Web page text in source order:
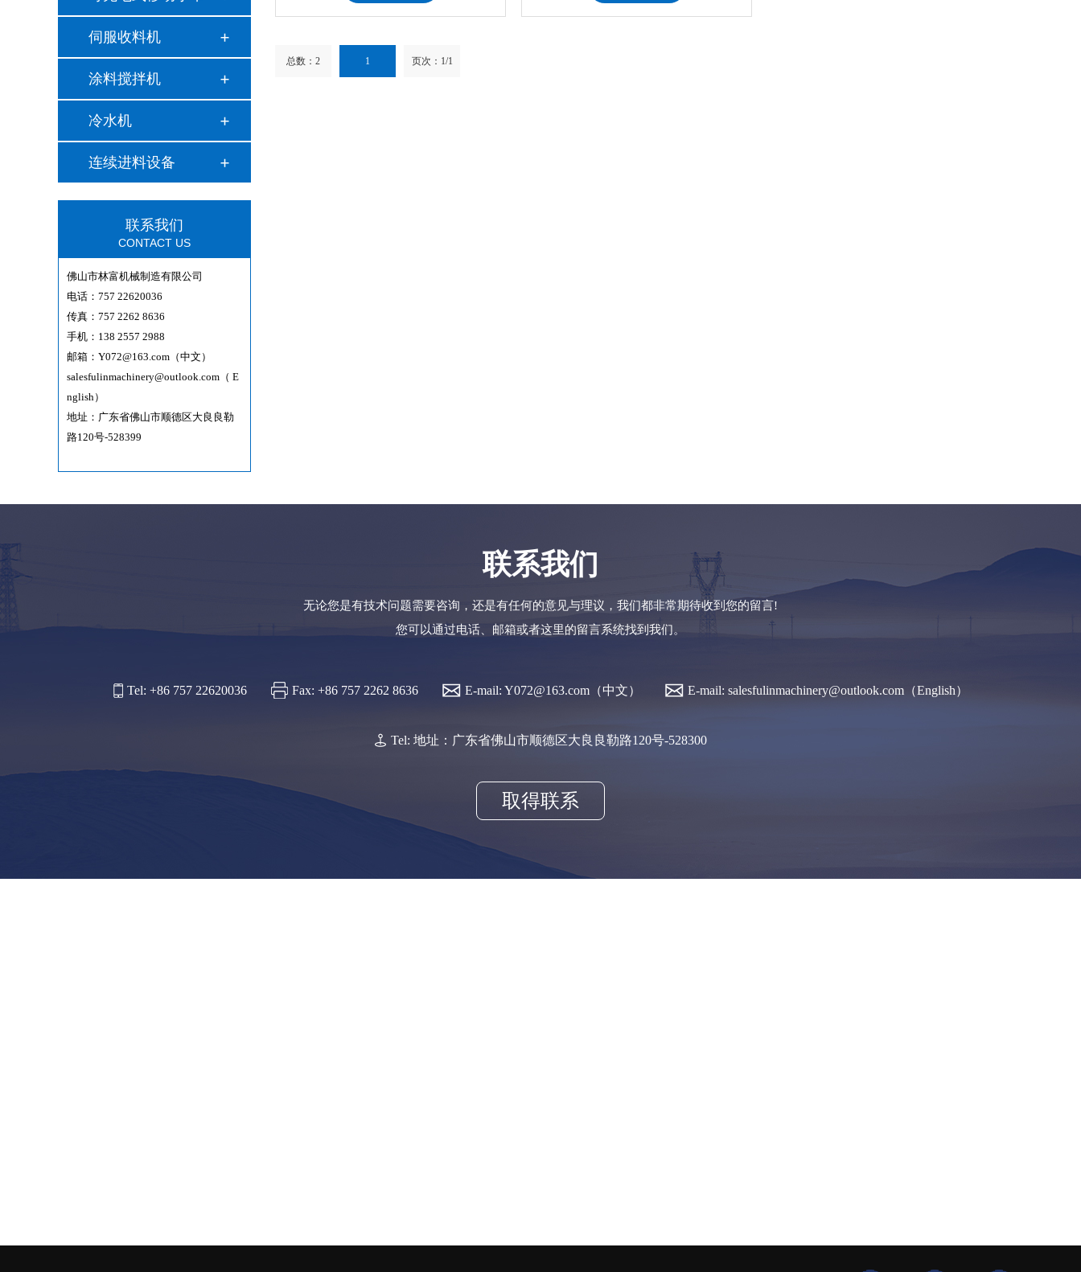
伺服收料机
涂料搅拌机
冷水机
连续进料设备
联系我们
CONTACT US
佛山市林富机械制造有限公司
电话：757 22620036
传真：757 2262 8636
手机：138 2557 2988
邮箱： Y072@163.com（中文）
salesfulinmachinery@outlook.com（ E
nglish）
地址：广东省佛山市顺德区大良良勒
路120号-528399
总数：2 1 页次：1/1
联系我们
无论您是有技术问题需要咨询，还是有任何的意见与理议，我们都非常期待收到您的留言!
您可以通过电话、邮箱或者这里的留言系统找到我们。
Tel: +86 757 22620036 Fax: +86 757 2262 8636 E-mail: Y072@163.com（中文） E-mail: salesfulinmachinery@outlook.com（English）
Tel: 地址：广东省佛山市顺德区大良良勒路120号-528300
取得联系